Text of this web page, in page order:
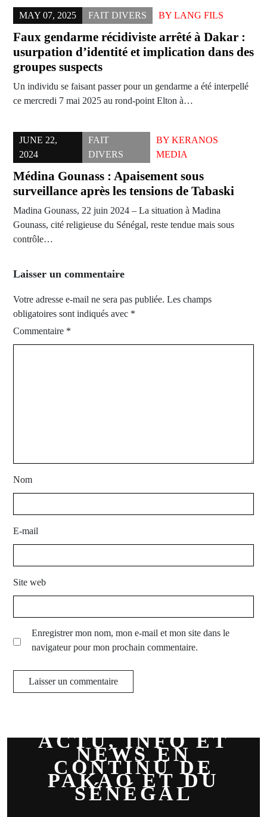
MAY 07, 2025 FAIT DIVERS BY LANG FILS
Faux gendarme récidiviste arrêté à Dakar :
usurpation d’identité et implication dans des
groupes suspects
Un individu se faisant passer pour un gendarme a été interpellé
ce mercredi 7 mai 2025 au rond-point Elton à…
JUNE 22,
2024
FAIT
DIVERS
BY KERANOS
MEDIA
Médina Gounass : Apaisement sous
surveillance après les tensions de Tabaski
Madina Gounass, 22 juin 2024 – La situation à Madina
Gounass, cité religieuse du Sénégal, reste tendue mais sous
contrôle…
Laisser un commentaire
Votre adresse e-mail ne sera pas publiée. Les champs
obligatoires sont indiqués avec *
Commentaire *
Nom
E-mail
Site web
Enregistrer mon nom, mon e-mail et mon site dans le
navigateur pour mon prochain commentaire.
ACTU, INFO ET
NEWS EN
CONTINU DE
PAKAO ET DU
SÉNÉGAL